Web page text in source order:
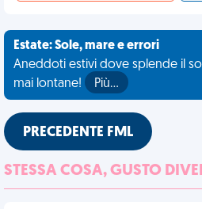
Estate: Sole, mare e errori
Aneddoti estivi dove splende il
mai lontane!
Più…
PRECEDENTE FML
STESSA COSA, GUSTO